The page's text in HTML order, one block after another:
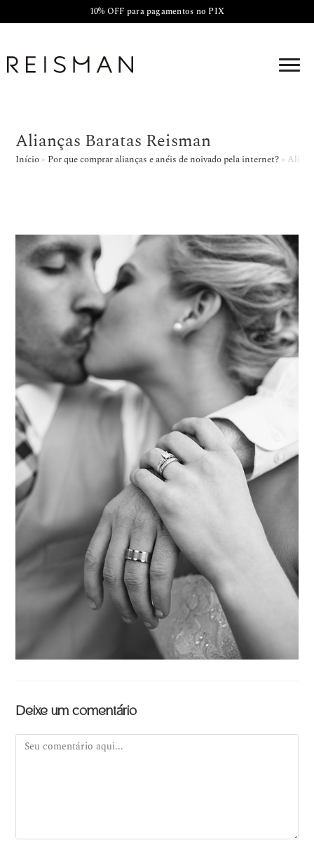
10% OFF para pagamentos no PIX
Alianças Baratas Reisman
Início » Por que comprar alianças e anéis de noivado pela internet? »
Deixe um comentário